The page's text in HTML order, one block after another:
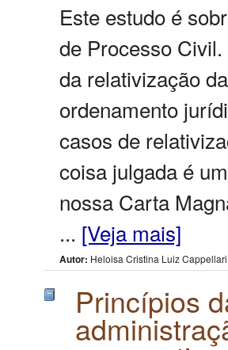
Este estudo é
de Processo
da relativização
ordenamento
casos de
coisa julgada é
nossa Carta
... [Veja mais]
Autor: Heloisa Cristina Luiz Cappellari
Princípios